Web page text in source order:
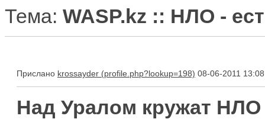
Тема: WASP.kz :: НЛО -
Прислано krossayder 08-06-2011 13:08
Над Уралом кружат НЛО